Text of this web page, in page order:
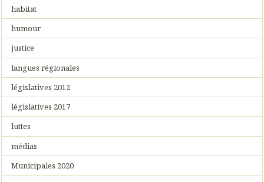
habitat
humour
justice
langues régionales
législatives 2012
législatives 2017
luttes
médias
Municipales 2020